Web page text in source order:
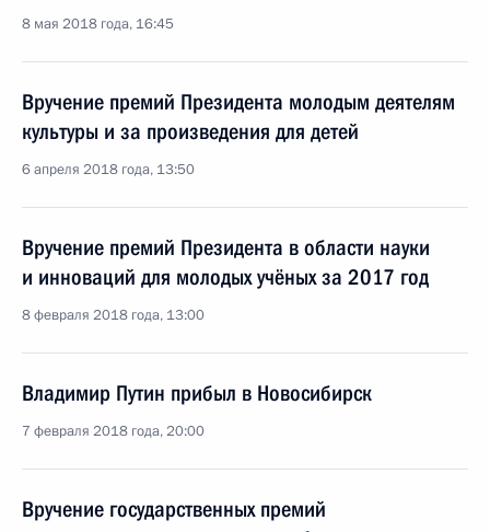
8 мая 2018 года, 16:45
Вручение премий Президента молодым деятелям
культуры и за произведения для детей
6 апреля 2018 года, 13:50
Вручение премий Президента в области науки
и инноваций для молодых учёных за 2017 год
8 февраля 2018 года, 13:00
Владимир Путин прибыл в Новосибирск
7 февраля 2018 года, 20:00
Вручение государственных премий